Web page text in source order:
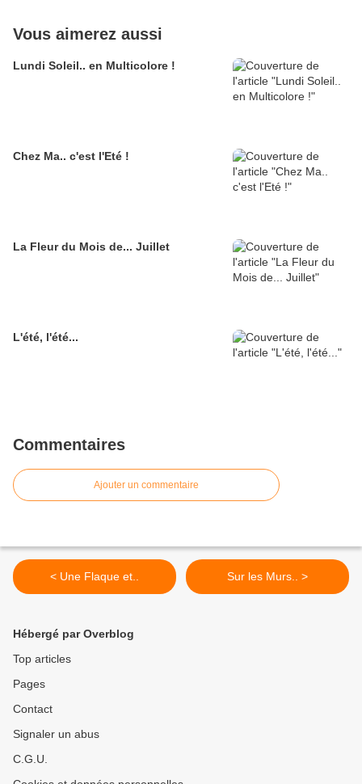
Vous aimerez aussi
Lundi Soleil.. en Multicolore !
Chez Ma.. c'est l'Eté !
La Fleur du Mois de... Juillet
L'été, l'été...
Commentaires
Ajouter un commentaire
< Une Flaque et.. Sur les Murs.. >
Hébergé par Overblog
Top articles
Pages
Contact
Signaler un abus
C.G.U.